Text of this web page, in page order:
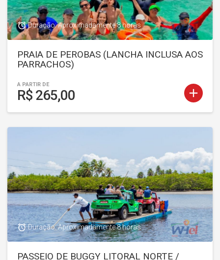
add
access_alarmDuração: Aproximadamente 8 horas
PRAIA DE PEROBAS (LANCHA INCLUSA AOS
PARRACHOS)
A PARTIR DE
R$ 265,00
access_alarmDuração: Aproximadamente 8 horas
PASSEIO DE BUGGY LITORAL NORTE /